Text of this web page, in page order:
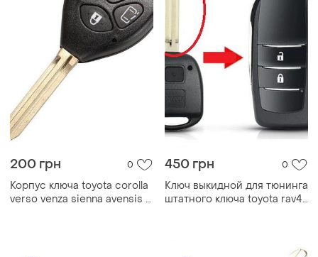
200 грн 0
Корпус ключа toyota corolla
verso venza sienna avensis 3
450 грн 0
Ключ выкидной для тюнинга
штатного ключа toyota rav4